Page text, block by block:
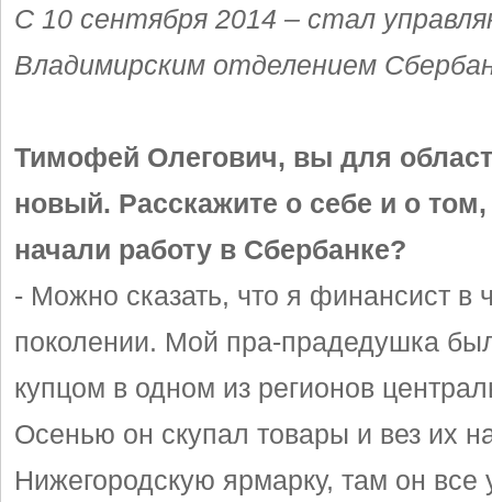
С 10 сентября 2014 – стал
Владимирским отделением
Тимофей Олегович, вы для
новый. Расскажите о себе и о
начали работу в Сбербанке?
- Можно сказать, что я финансист в
поколении. Мой пра-прадедушка
купцом в одном из регионов
Осенью он скупал товары и вез их
Нижегородскую ярмарку, там он все